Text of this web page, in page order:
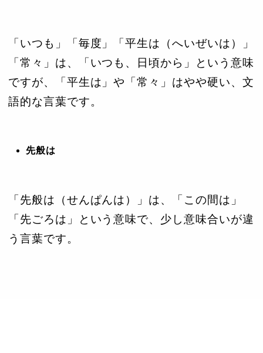
「いつも」「毎度」「平生は（へいぜいは）」
「常々」は、「いつも、日頃から」という意味
ですが、「平生は」や「常々」はやや硬い、文
語的な言葉です。
先般は
「先般は（せんぱんは）」は、「この間は」
「先ごろは」という意味で、少し意味合いが違
う言葉です。